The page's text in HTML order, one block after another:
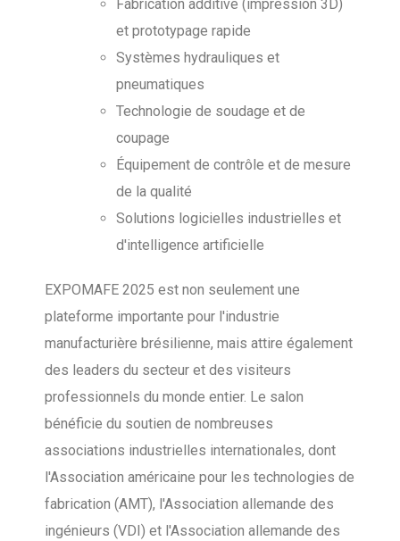
Fabrication additive (impression 3D)
et prototypage rapide
Systèmes hydrauliques et
pneumatiques
Technologie de soudage et de
coupage
Équipement de contrôle et de mesure
de la qualité
Solutions logicielles industrielles et
d'intelligence artificielle
EXPOMAFE 2025 est non seulement une
plateforme importante pour l'industrie
manufacturière brésilienne, mais attire également
des leaders du secteur et des visiteurs
professionnels du monde entier. Le salon
bénéficie du soutien de nombreuses
associations industrielles internationales, dont
l'Association américaine pour les technologies de
fabrication (AMT), l'Association allemande des
ingénieurs (VDI) et l'Association allemande des